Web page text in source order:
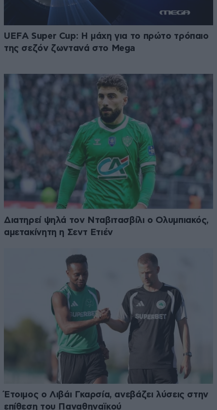
UEFA Super Cup: Η μάχη για το πρώτο τρόπαιο
της σεζόν ζωντανά στο Mega
Διατηρεί ψηλά τον Νταβιτασβίλι ο Ολυμπιακός,
αμετακίνητη η Σεντ Ετιέν
Έτοιμος ο Λιβάι Γκαρσία, ανεβάζει λύσεις στην
επίθεση του Παναθηναϊκού